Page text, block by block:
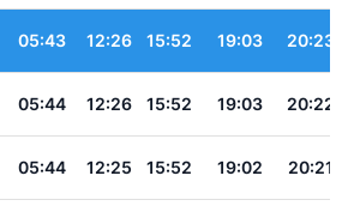
05:43 12:26 15:52 19:03 20:23
05:44 12:26 15:52 19:03 20:22
05:44 12:25 15:52 19:02 20:21